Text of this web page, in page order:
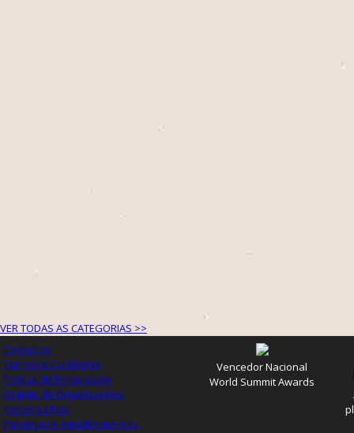
VER TODAS AS CATEGORIAS >>
Contactos
Termos e Condições
Política de Privacidade
Registo de Organizações
Testemunhos
Parcerias e Agradecimentos
Vencedor Nacional
World Summit Awards